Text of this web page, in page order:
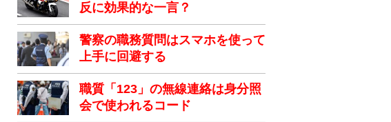
反に効果的な一言？
警察の職務質問はスマホを使って
上手に回避する
職質「123」の無線連絡は身分照
会で使われるコード